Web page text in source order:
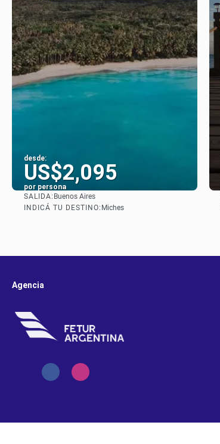
desde:
US$2,095
por persona
Ver
SALIDA: Buenos Aires
INDICÁ TU DESTINO: Miches
Agencia